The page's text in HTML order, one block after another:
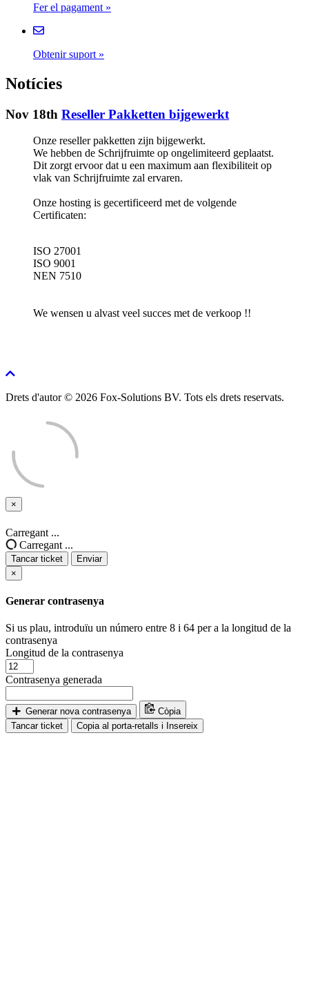
Fer el pagament »
Obtenir suport »
Notícies
Nov 18th Reseller Pakketten bijgewerkt
Onze reseller pakketten zijn bijgewerkt.
We hebben de Schrijfruimte op ongelimiteerd geplaatst.
Dit zorgt ervoor dat u een maximum aan flexibiliteit op
vlak van Schrijfruimte zal ervaren.
Onze hosting is gecertificeerd met de volgende
Certificaten:
ISO 27001
ISO 9001
NEN 7510
We wensen u alvast veel succes met de verkoop !!
Drets d'autor © 2026 Fox-Solutions BV. Tots els drets reservats.
×
Tancar
Carregant ...
Carregant ...
Tancar ticket
Enviar
×
Generar contrasenya
Si us plau, introduïu un número entre 8 i 64 per a la longitud de la
contrasenya
Longitud de la contrasenya
Contrasenya generada
Generar nova contrasenya
Còpia
Tancar ticket
Copia al porta-retalls i Insereix